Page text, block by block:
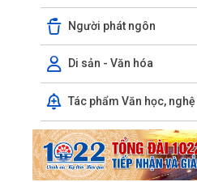
Người phát ngôn
Di sản - Văn hóa
Tác phẩm Văn học,